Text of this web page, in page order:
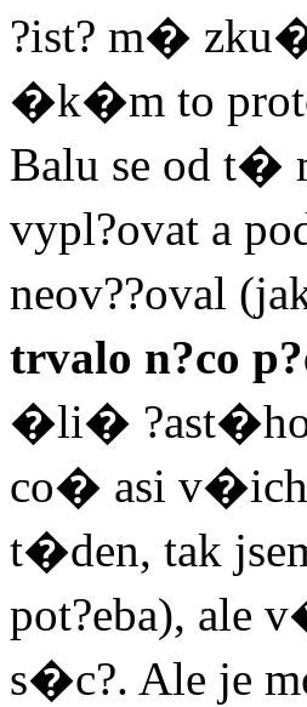
?ist? m�
�k�m to
Balu se od t�
vypl?ovat a
neov??oval
trvalo n?co
�li� ?ast�ho
co� asi
t�den, tak
pot?eba), ale
s�c?. Ale je